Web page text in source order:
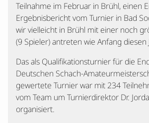
Teilnahme im Februar in Brühl, einen
Ergebnisbericht vom Turnier in Bad
wir vielleicht in Brühl mit einer noch
(9 Spieler) antreten wie Anfang diesen
Das als Qualifikationsturnier für die
Deutschen Schach-
gewertete Turnier war mit 234
vom Team um Turnierdirektor Dr.
organisiert.